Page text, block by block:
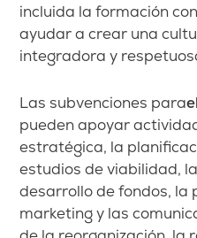
incluida la formación
ayudar a crear una
integradora y
Las subvenciones para
pueden apoyar
estratégica, la
estudios de viabilidad,
desarrollo de fondos, la
marketing y las